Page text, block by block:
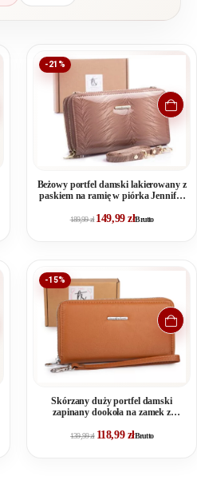
-21%
Beżowy portfel damski lakierowany z
paskiem na ramię w piórka Jennifer
189,99zł 149,99złBrutto
-15%
Skórzany duży portfel damski
zapinany dookoła na zamek z
139,99zł 118,99 złBrutto